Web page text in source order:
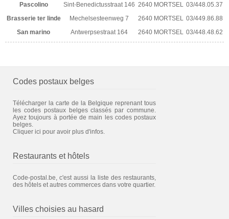
Pascolino
Sint-Benedictusstraat 146 2640 MORTSEL
03/448.05.37
Brasserie ter linde
Mechelsesteenweg 7 2640 MORTSEL
03/449.86.88
San marino
Antwerpsestraat 164 2640 MORTSEL 03/448.48.62
Codes postaux belges
Télécharger la carte de la Belgique reprenant tous
les codes postaux belges classés par commune.
Ayez toujours à portée de main les codes postaux
belges.
Cliquer ici pour avoir plus d'infos.
Restaurants et hôtels
Code-postal.be, c'est aussi la liste des restaurants,
des hôtels et autres commerces dans votre quartier.
Villes choisies au hasard